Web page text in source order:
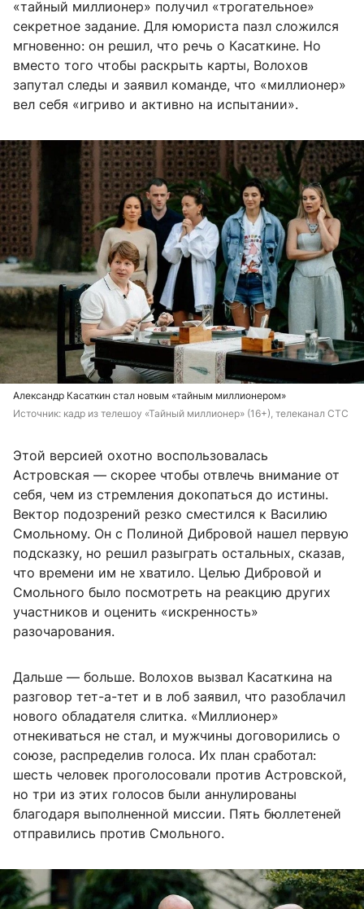
«тайный миллионер» получил «трогательное»
секретное задание. Для юмориста пазл сложился
мгновенно: он решил, что речь о Касаткине. Но
вместо того чтобы раскрыть карты, Волохов
запутал следы и заявил команде, что «миллионер»
вел себя «игриво и активно на испытании».
Александр Касаткин стал новым «тайным миллионером»
Источник: кадр из телешоу «Тайный миллионер» (16+), телеканал СТС
Этой версией охотно воспользовалась
Астровская — скорее чтобы отвлечь внимание от
себя, чем из стремления докопаться до истины.
Вектор подозрений резко сместился к Василию
Смольному. Он с Полиной Дибровой нашел первую
подсказку, но решил разыграть остальных, сказав,
что времени им не хватило. Целью Дибровой и
Смольного было посмотреть на реакцию других
участников и оценить «искренность»
разочарования.
Дальше — больше. Волохов вызвал Касаткина на
разговор тет-а-тет и в лоб заявил, что разоблачил
нового обладателя слитка. «Миллионер»
отнекиваться не стал, и мужчины договорились о
союзе, распределив голоса. Их план сработал:
шесть человек проголосовали против Астровской,
но три из этих голосов были аннулированы
благодаря выполненной миссии. Пять бюллетеней
отправились против Смольного.